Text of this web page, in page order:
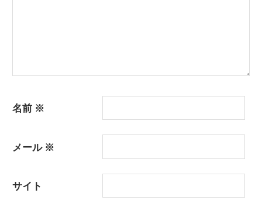
名前 ※
メール ※
サイト